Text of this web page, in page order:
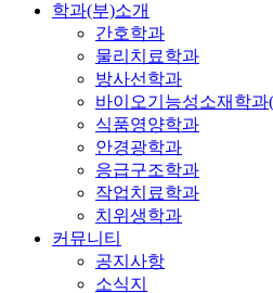
학과(부)소개
간호학과
물리치료학과
방사선학과
바이오기능성소재학
식품영양학과
안경광학과
응급구조학과
작업치료학과
치위생학과
커뮤니티
공지사항
소식지